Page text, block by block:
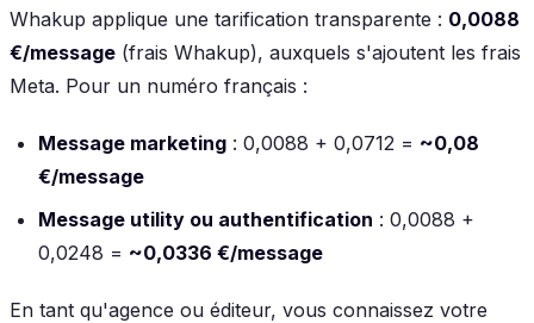
Whakup applique une tarification transparente : 0,0088
€/message (frais Whakup), auxquels s'ajoutent les frais
Meta. Pour un numéro français :
Message marketing : 0,0088 + 0,0712 = ~0,08
€/message
Message utility ou authentification : 0,0088 +
0,0248 = ~0,0336 €/message
En tant qu'agence ou éditeur, vous connaissez votre